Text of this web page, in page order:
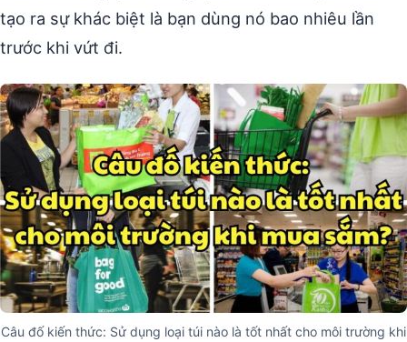
tạo ra sự khác biệt là bạn dùng nó bao nhiêu lần
trước khi vứt đi.
Câu đố kiến thức: Sử dụng loại túi nào là tốt nhất cho môi trường khi